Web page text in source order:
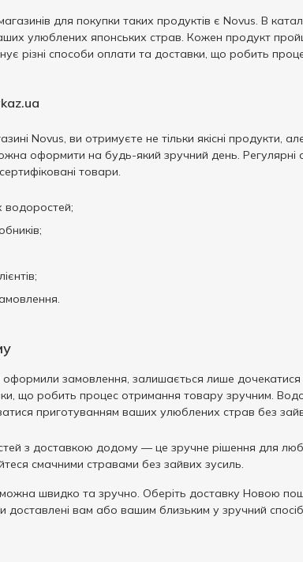
для покупки таких продуктів є Novus. В
улюблених японських страв. Кожен продукт
різні способи оплати та доставки, що робить
Novus, ви отримуєте не тільки якісні продукти,
оформити на будь-який зручний день.
товари.
водоростей;
оформили замовлення, залишається лише
що робить процес отримання товару зручним.
приготуванням ваших улюблених страв без
з доставкою додому — це зручне рішення для
смачними стравами без зайвих зусиль.
швидко та зручно. Оберіть доставку Новою
доставлені вам або вашим близьким у зручний